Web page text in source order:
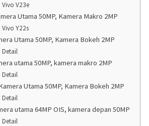
Vivo V23e
Utama 50MP, Kamera Makro 2MP
Vivo Y22s
Utama 50MP, Kamera Bokeh 2MP
Detail
utama 50MP, kamera makro 2MP
Detail
Utama 50MP, Kamera Bokeh 2MP
Detail
utama 64MP OIS, kamera depan 50MP
Detail